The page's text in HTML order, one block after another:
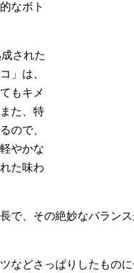
なボト
された
」は、
もキメ
た、特
ので、
やかな
た味わ
で、その絶妙なバラン
などさっぱりしたもの